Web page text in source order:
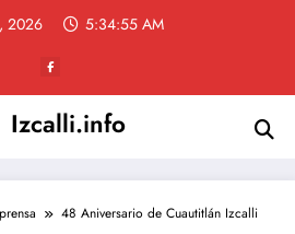
2026 5:34:56 AM
Izcalli.info
48 Aniversario de Cuautitlán Izcalli